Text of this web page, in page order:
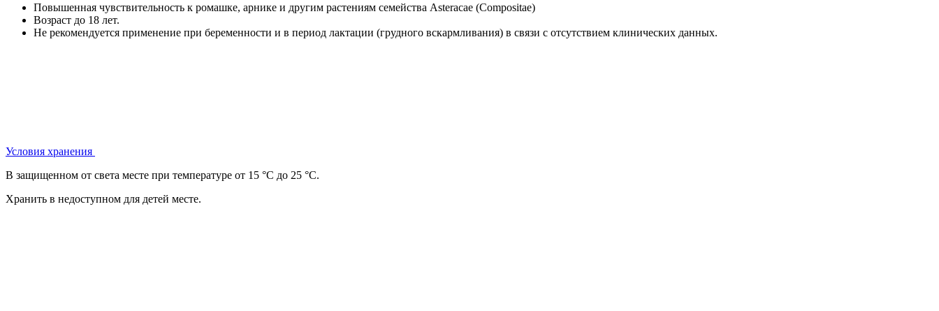
Повышенная чувствительность к ромашке, арнике и другим растениям семейства Asteracae (Compositae)
Возраст до 18 лет.
Не рекомендуется применение при беременности и в период лактации (грудного вскармливания) в связи с отсутствием клинических данных.
Условия хранения
В защищенном от света месте при температуре от 15 °С до 25 °С.
Хранить в недоступном для детей месте.